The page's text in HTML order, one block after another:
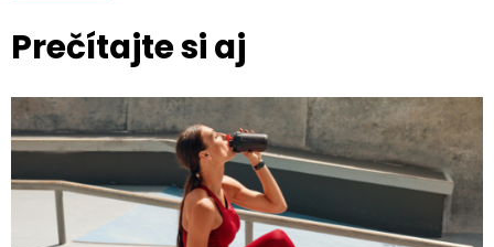
Prečítajte si aj